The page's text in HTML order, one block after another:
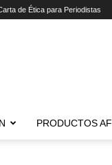
de Ética para Periodistas
PRODUCTOS AF